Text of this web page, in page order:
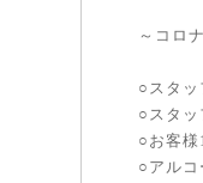
～コロ
○スタッ
○スタッ
○お客様
○アルコ